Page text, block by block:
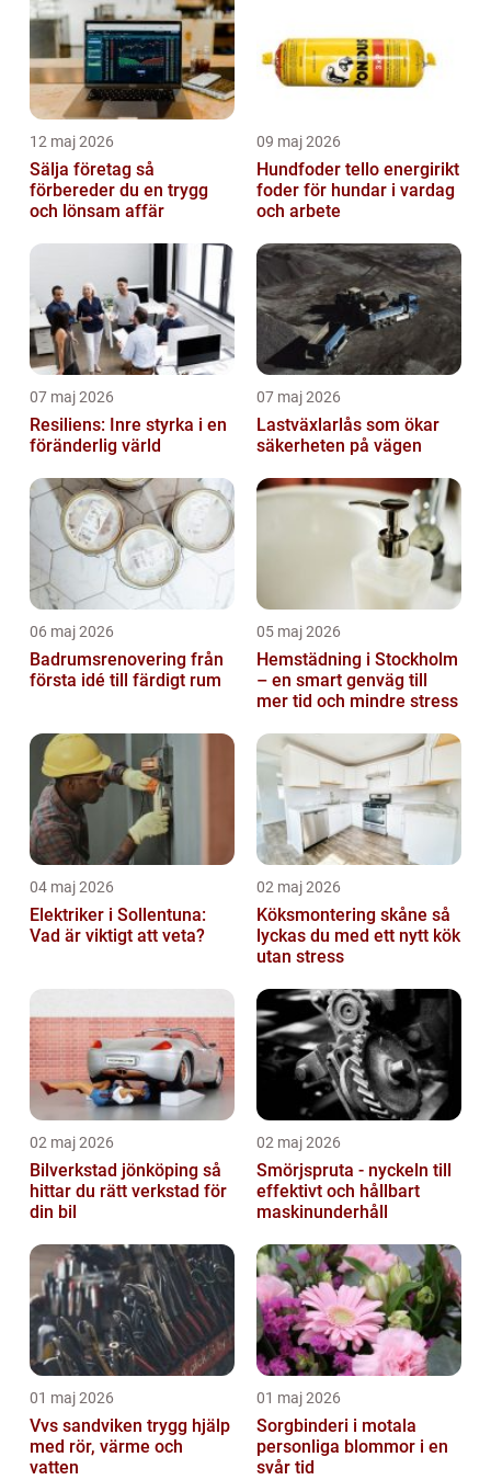
12 maj 2026
Sälja företag så
förbereder du en trygg
och lönsam affär
09 maj 2026
Hundfoder tello energirikt
foder för hundar i vardag
och arbete
07 maj 2026
Resiliens: Inre styrka i en
föränderlig värld
07 maj 2026
Lastväxlarlås som ökar
säkerheten på vägen
06 maj 2026
Badrumsrenovering från
första idé till färdigt rum
05 maj 2026
Hemstädning i Stockholm
– en smart genväg till
mer tid och mindre stress
04 maj 2026
Elektriker i Sollentuna:
Vad är viktigt att veta?
02 maj 2026
Köksmontering skåne så
lyckas du med ett nytt kök
utan stress
02 maj 2026
Bilverkstad jönköping så
hittar du rätt verkstad för
din bil
02 maj 2026
Smörjspruta - nyckeln till
effektivt och hållbart
maskinunderhåll
01 maj 2026
Vvs sandviken trygg hjälp
med rör, värme och
vatten
01 maj 2026
Sorgbinderi i motala
personliga blommor i en
svår tid